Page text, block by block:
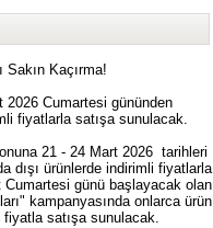
Sakın Kaçırma!
Cumartesi gününden
fiyatlarla satışa sunulacak.
21 - 24 Mart 2026 tarihleri
dışı ürünlerde indirimli fiyatlarla
günü başlayacak olan
kampanyasında onlarca ürün
satışa sunulacak.